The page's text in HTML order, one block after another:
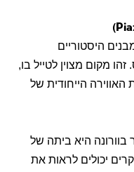
היסטוריים
מקום מצוין לטייל בו,
הייחודית של
היא ביתה של
יכולים לראות את